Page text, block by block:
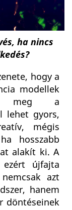
ha nincs
hogy a
modellek
meg a
lehet gyors,
mégis
hosszabb
alakít ki. A
újfajta
azt
hanem
döntéseinek